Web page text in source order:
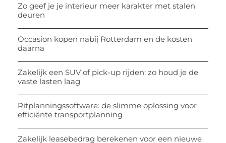
Zo geef je je interieur meer karakter met stalen
deuren
Occasion kopen nabij Rotterdam en de kosten
daarna
Zakelijk een SUV of pick-up rijden: zo houd je de
vaste lasten laag
Ritplanningssoftware: de slimme oplossing voor
efficiënte transportplanning
Zakelijk leasebedrag berekenen voor een nieuwe